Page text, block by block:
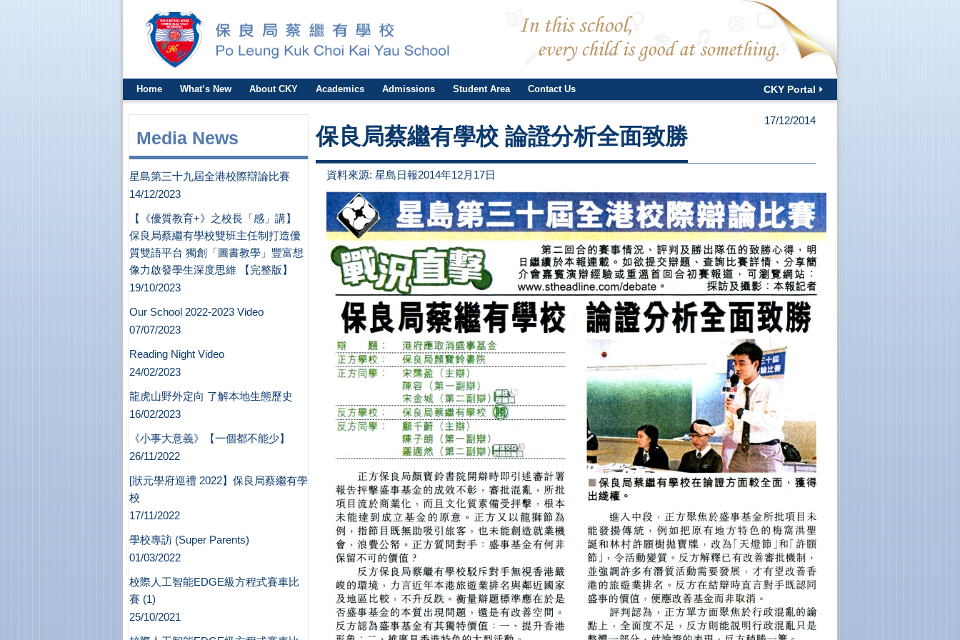
Home What’s New About CKY Academics Admissions Student Area Contact Us CKY Portal
Media News
星島第三十九屆全港校際辯論比賽
14/12/2023
【《優質教育+》之校長「感」講】
保良局蔡繼有學校雙班主任制打造優
質雙語平台 獨創「圖書教學」豐富想
像力啟發學生深度思維 【完整版】
19/10/2023
Our School 2022-2023 Video
07/07/2023
Reading Night Video
24/02/2023
龍虎山野外定向 了解本地生態歷史
16/02/2023
《小事大意義》【一個都不能少】
26/11/2022
[狀元學府巡禮 2022】保良局蔡繼有學
校
17/11/2022
學校專訪 (Super Parents)
01/03/2022
校際人工智能EDGE級方程式賽車比
賽 (1)
25/10/2021
保良局蔡繼有學校 論證分析全面致勝
17/12/2014
資料來源: 星島日報2014年12月17日